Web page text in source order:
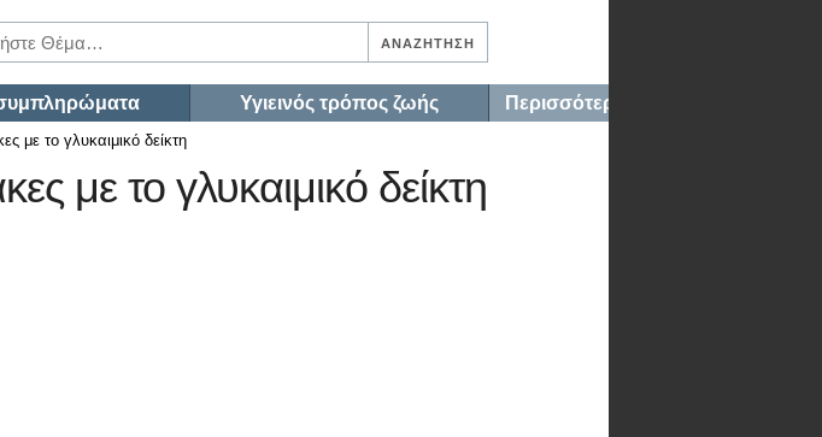
Υγιεινός τρόπος ζωής Περισσότερα…
με το γλυκαιμικό δείκτη
με το γλυκαιμικό δείκτη